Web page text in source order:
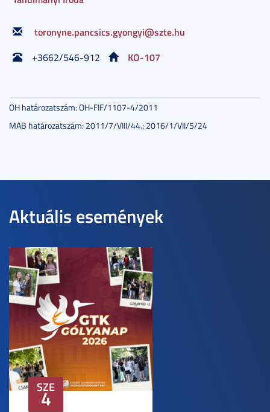
toronyne.pancsics.gyongyi@szte.hu
+3662/546-912 KO-107
OH határozatszám: OH-FIF/1107-4/2011
MAB határozatszám: 2011/7/VIII/44.; 2016/1/VII/5/24
Aktuális események
SZE
4